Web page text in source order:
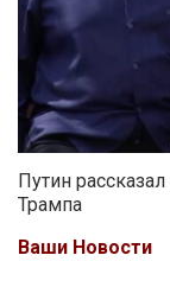
Путин
Трампа
Ваши Новости